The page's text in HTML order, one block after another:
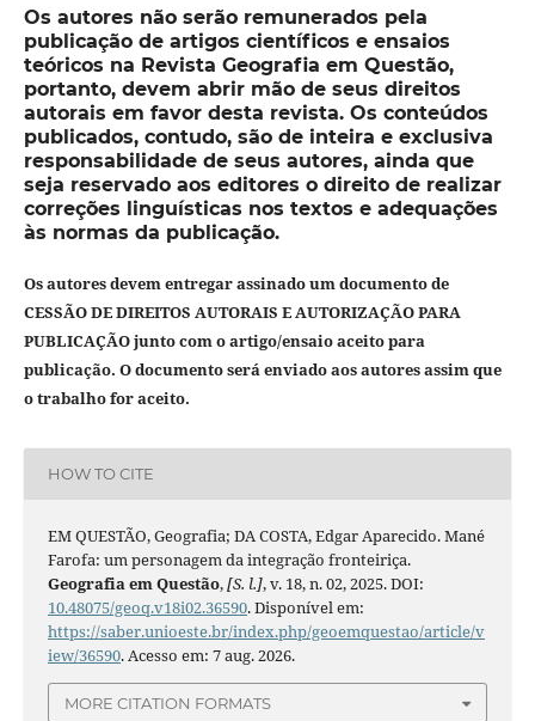
Os autores não serão remunerados pela
publicação de artigos científicos e ensaios
teóricos na Revista Geografia em Questão,
portanto, devem abrir mão de seus direitos
autorais em favor desta revista. Os conteúdos
publicados, contudo, são de inteira e exclusiva
responsabilidade de seus autores, ainda que
seja reservado aos editores o direito de realizar
correções linguísticas nos textos e adequações
às normas da publicação.
Os autores devem entregar assinado um documento de
CESSÃO DE DIREITOS AUTORAIS E AUTORIZAÇÃO PARA
PUBLICAÇÃO junto com o artigo/ensaio aceito para
publicação. O documento será enviado aos autores assim que
o trabalho for aceito.
HOW TO CITE
EM QUESTÃO, Geografia; DA COSTA, Edgar Aparecido. Mané
Farofa: um personagem da integração fronteiriça.
Geografia em Questão,[S. l.], v. 18, n. 02, 2025. DOI:
10.48075/geoq.v18i02.36590. Disponível em:
https://saber.unioeste.br/index.php/geoemquestao/article/v
iew/36590. Acesso em: 7 aug. 2026.
MORE CITATION FORMATS